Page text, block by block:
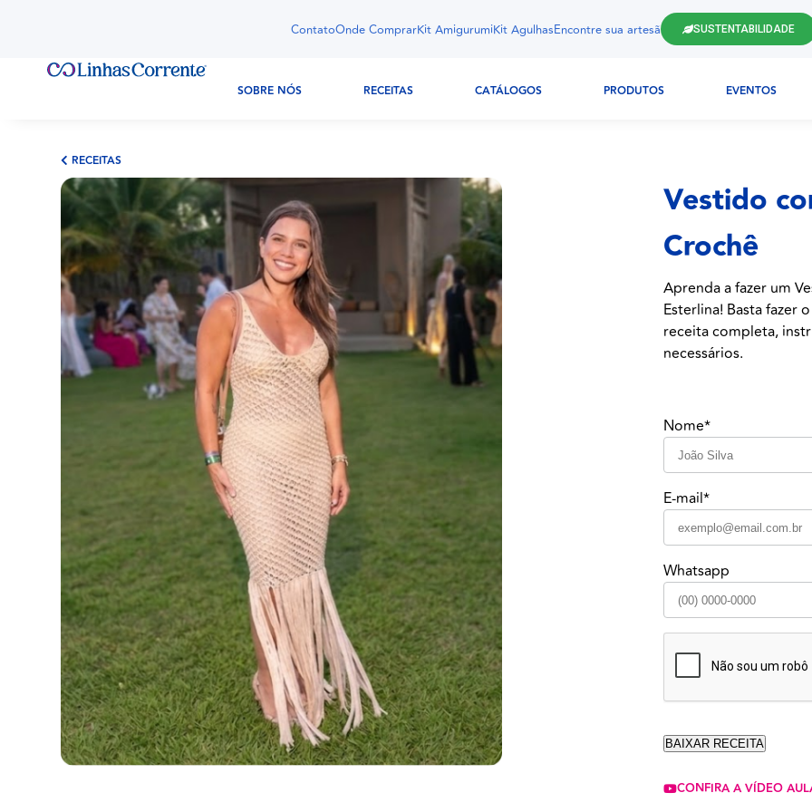
ContatoOnde ComprarKit AmigurumiKit AgulhasEncontre sua artesã SUSTENTABILIDADE
SOBRE NÓS RECEITAS CATÁLOGOS PRODUTOS EVENTOS
RECEITAS
Vestido
Crochê
Aprenda a fazer um
Esterlina! Basta fazer
receita completa,
necessários.
Nome*
E-mail*
Whatsapp
CONFIRA A VÍDEO